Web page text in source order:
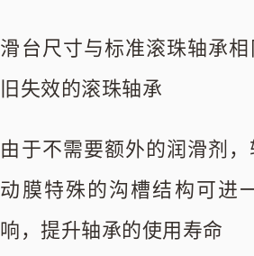
滑台尺寸与标准滚珠轴承
旧失效的滚珠轴承
由于不需要额外的润滑剂
动膜特殊的沟槽结构可进
响，提升轴承的使用寿命